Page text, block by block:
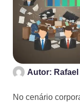
Autor:
No cenário